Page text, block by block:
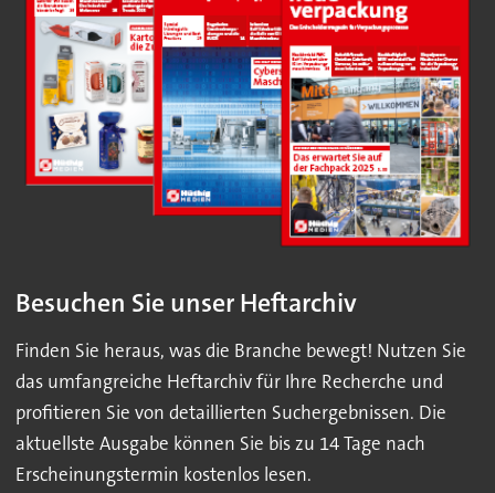
Besuchen Sie unser Heftarchiv
Finden Sie heraus, was die Branche bewegt! Nutzen Sie
das umfangreiche Heftarchiv für Ihre Recherche und
profitieren Sie von detaillierten Suchergebnissen. Die
aktuellste Ausgabe können Sie bis zu 14 Tage nach
Erscheinungstermin kostenlos lesen.